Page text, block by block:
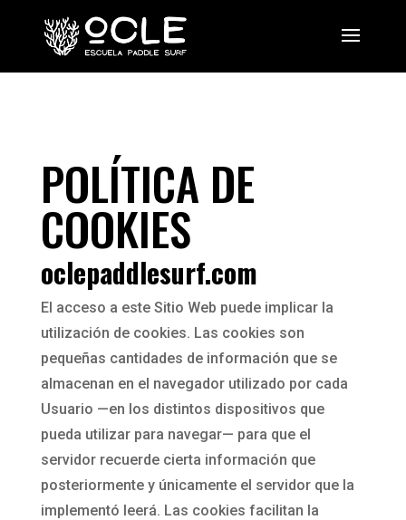
POLÍTICA DE
COOKIES
oclepaddlesurf.com
El acceso a este Sitio Web puede implicar la
utilización de cookies. Las cookies son
pequeñas cantidades de información que se
almacenan en el navegador utilizado por cada
Usuario —en los distintos dispositivos que
pueda utilizar para navegar— para que el
servidor recuerde cierta información que
posteriormente y únicamente el servidor que la
implementó leerá. Las cookies facilitan la